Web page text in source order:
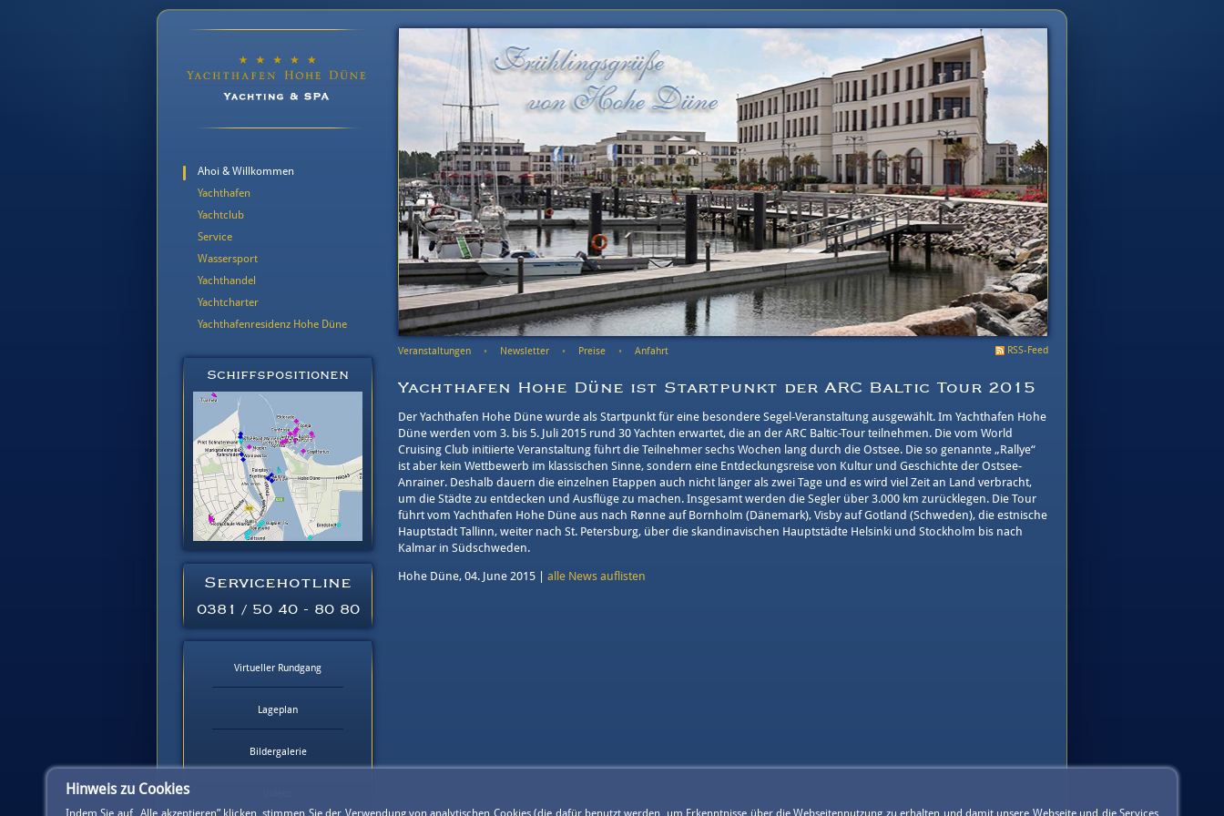
Ahoi & Willkommen
Yachthafen
Yachtclub
Service
Wassersport
Yachthandel
Yachtcharter
Yachthafenresidenz Hohe Düne
Schiffspositionen
Servicehotline
0381 / 50 40 - 80 80
Virtueller Rundgang
Lageplan
Bildergalerie
Veranstaltungen Newsletter Preise Anfahrt RSS-Feed
Yachthafen Hohe Düne ist Startpunkt der ARC Baltic Tour 2015
Der Yachthafen Hohe Düne wurde als Startpunkt für eine besondere Segel-Veranstaltung ausgewählt. Im Yachthafen Hohe
Düne werden vom 3. bis 5. Juli 2015 rund 30 Yachten erwartet, die an der ARC Baltic-Tour teilnehmen. Die vom World
Cruising Club initiierte Veranstaltung führt die Teilnehmer sechs Wochen lang durch die Ostsee. Die so genannte „Rallye“
ist aber kein Wettbewerb im klassischen Sinne, sondern eine Entdeckungsreise von Kultur und Geschichte der Ostsee-
Anrainer. Deshalb dauern die einzelnen Etappen auch nicht länger als zwei Tage und es wird viel Zeit an Land verbracht,
um die Städte zu entdecken und Ausflüge zu machen. Insgesamt werden die Segler über 3.000 km zurücklegen. Die Tour
führt vom Yachthafen Hohe Düne aus nach Rønne auf Bornholm (Dänemark), Visby auf Gotland (Schweden), die estnische
Hauptstadt Tallinn, weiter nach St. Petersburg, über die skandinavischen Hauptstädte Helsinki und Stockholm bis nach
Kalmar in Südschweden.
Hohe Düne, 04. June 2015 | alle News auflisten
Hinweis zu Cookies
Indem Sie auf „Alle akzeptieren” klicken, stimmen Sie der Verwendung von analytischen Cookies (die dafür benutzt werden, um Erkenntnisse über die Webseitennutzung zu erhalten und damit unsere Webseite und die Services